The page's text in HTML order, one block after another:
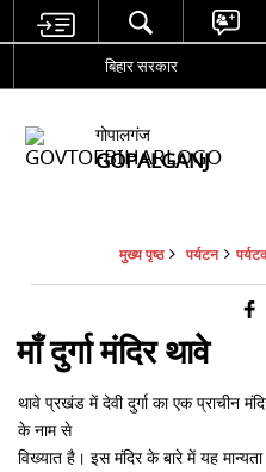
बिहार सरकार
गोपालगंज
GOPALGANJ
मुख्य पृष्ठ पर्यटन
माँ दुर्गा मंदिर थावे
थावे प्रखंड में देवी दुर्गा का एक प्राचीन
के नाम से
विख्यात है। इस मंदिर के बारे में यह